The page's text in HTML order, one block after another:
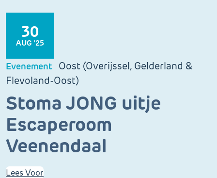
30
AUG '25
Evenement
Oost (Overijssel, Gelderland &
Flevoland-Oost)
Stoma JONG uitje
Escaperoom
Veenendaal
Lees Voor